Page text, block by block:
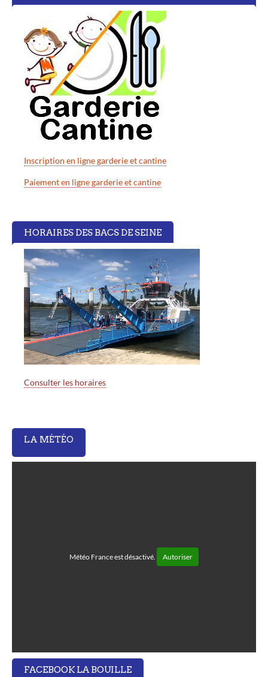
Inscription en ligne garderie et cantine
Paiement en ligne garderie et cantine
HORAIRES DES BACS DE SEINE
Consulter les horaires
LA MÉTÉO
Météo France est désactivé. Autoriser
FACEBOOK LA BOUILLE